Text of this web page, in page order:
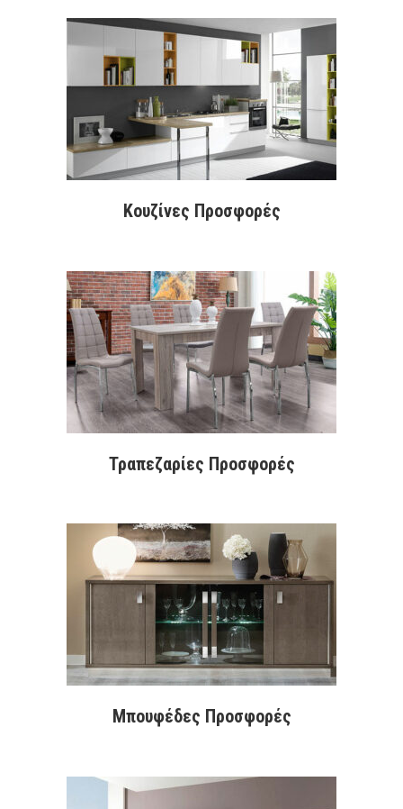
Κουζίνες Προσφορές
Τραπεζαρίες Προσφορές
Μπουφέδες Προσφορές